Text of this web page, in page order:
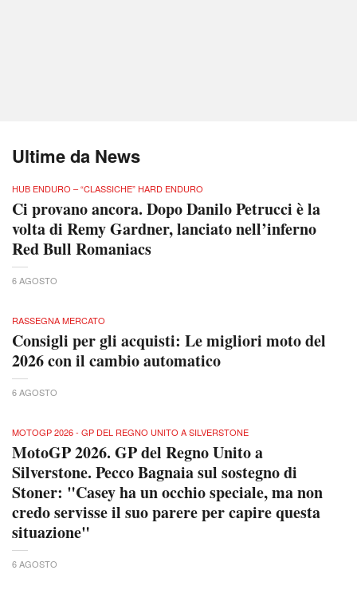
Ultime da News
HUB ENDURO – “CLASSICHE” HARD ENDURO
Ci provano ancora. Dopo Danilo Petrucci è la
volta di Remy Gardner, lanciato nell’inferno
Red Bull Romaniacs
6 AGOSTO
RASSEGNA MERCATO
Consigli per gli acquisti: Le migliori moto del
2026 con il cambio automatico
6 AGOSTO
MOTOGP 2026 - GP DEL REGNO UNITO A SILVERSTONE
MotoGP 2026. GP del Regno Unito a
Silverstone. Pecco Bagnaia sul sostegno di
Stoner: "Casey ha un occhio speciale, ma non
credo servisse il suo parere per capire questa
situazione"
6 AGOSTO